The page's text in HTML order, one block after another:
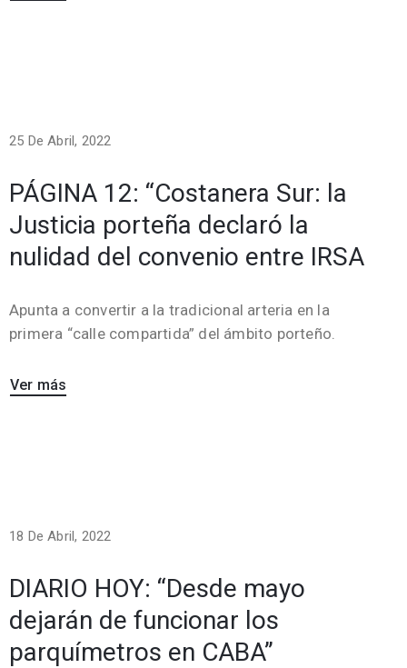
25 De Abril, 2022
PÁGINA 12: “Costanera Sur: la
Justicia porteña declaró la
nulidad del convenio entre IRSA
Apunta a convertir a la tradicional arteria en la
primera “calle compartida” del ámbito porteño.
Ver más
18 De Abril, 2022
DIARIO HOY: “Desde mayo
dejarán de funcionar los
parquímetros en CABA”